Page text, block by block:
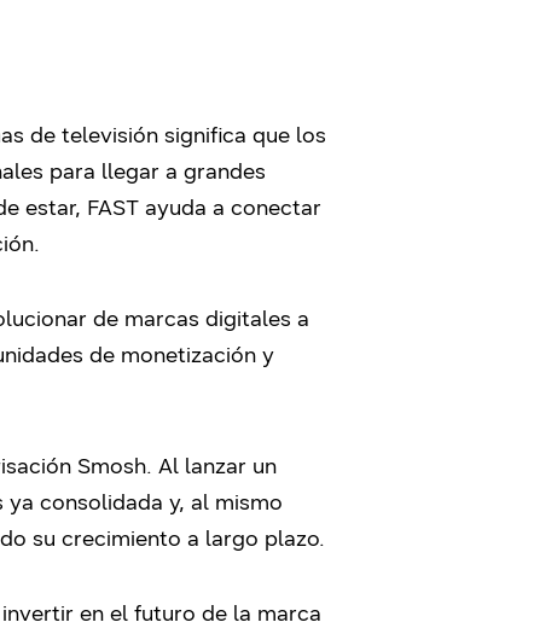
de televisión significa que los
para llegar a grandes
estar, FAST ayuda a conectar
de marcas digitales a
de monetización y
Smosh. Al lanzar un
ya consolidada y, al mismo
su crecimiento a largo plazo.
en el futuro de la marca